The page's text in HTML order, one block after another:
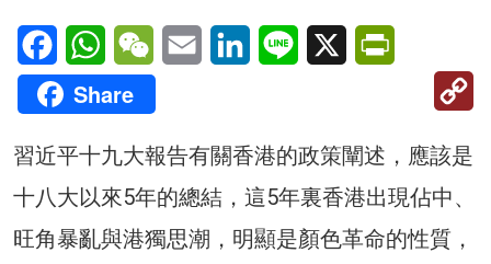
FacebookWhatsAppWeChatEmail LinkedInLine X
Share
習近平十九大報告有關香港的政策闡述，應該是
十八大以來5年的總結，這5年裏香港出現佔中、
旺角暴亂與港獨思潮，明顯是顏色革命的性質，